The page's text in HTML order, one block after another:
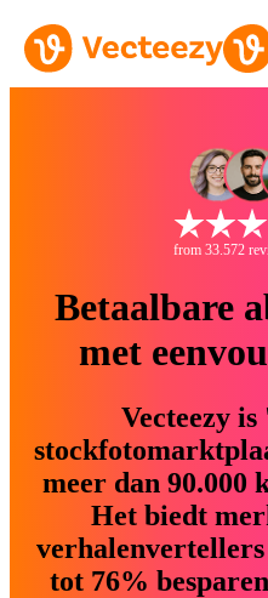
from 33.572
Betaalbare
met
Vecteezy is
meer dan 90.000
Het biedt
verhalenvertellers
tot 76%